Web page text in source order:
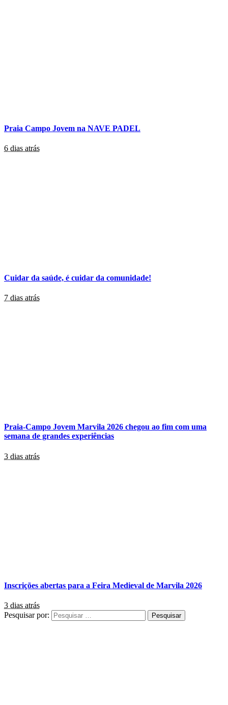
Praia Campo Jovem na NAVE PADEL
6 dias atrás
Cuidar da saúde, é cuidar da comunidade!
7 dias atrás
Praia-Campo Jovem Marvila 2026 chegou ao fim com uma
semana de grandes experiências
3 dias atrás
Inscrições abertas para a Feira Medieval de Marvila 2026
3 dias atrás
Pesquisar por: